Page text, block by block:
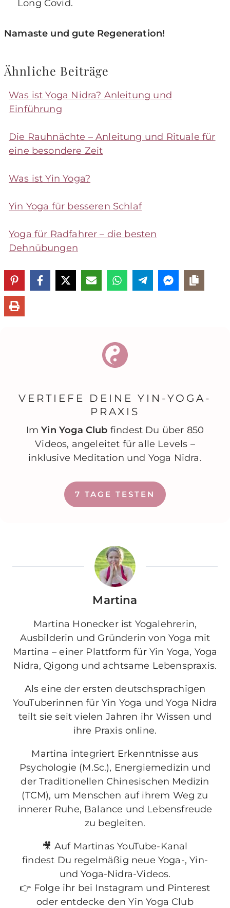
Long Covid.
Namaste und gute Regeneration!
Ähnliche Beiträge
Was ist Yoga Nidra? Anleitung und
Einführung
Die Rauhnächte – Anleitung und Rituale für
eine besondere Zeit
Was ist Yin Yoga?
Yin Yoga für besseren Schlaf
Yoga für Radfahrer – die besten
Dehnübungen
VERTIEFE DEINE YIN-YOGA-
PRAXIS
ImYin Yoga Club findest Du über 850
Videos, angeleitet für alle Levels –
inklusive Meditation und Yoga Nidra.
7 TAGE TESTEN
Martina
Martina Honecker ist Yogalehrerin,
Ausbilderin und Gründerin von Yoga mit
Martina – einer Plattform für Yin Yoga, Yoga
Nidra, Qigong und achtsame Lebenspraxis.
Als eine der ersten deutschsprachigen
YouTuberinnen für Yin Yoga und Yoga Nidra
teilt sie seit vielen Jahren ihr Wissen und
ihre Praxis online.
Martina integriert Erkenntnisse aus
Psychologie (M.Sc.), Energiemedizin und
der Traditionellen Chinesischen Medizin
(TCM), um Menschen auf ihrem Weg zu
innerer Ruhe, Balance und Lebensfreude
zu begleiten.
🎥 Auf Martinas YouTube-Kanal
findest Du regelmäßig neue Yoga-, Yin-
und Yoga-Nidra-Videos.
👉 Folge ihr bei Instagram und Pinterest
oder entdecke den Yin Yoga Club